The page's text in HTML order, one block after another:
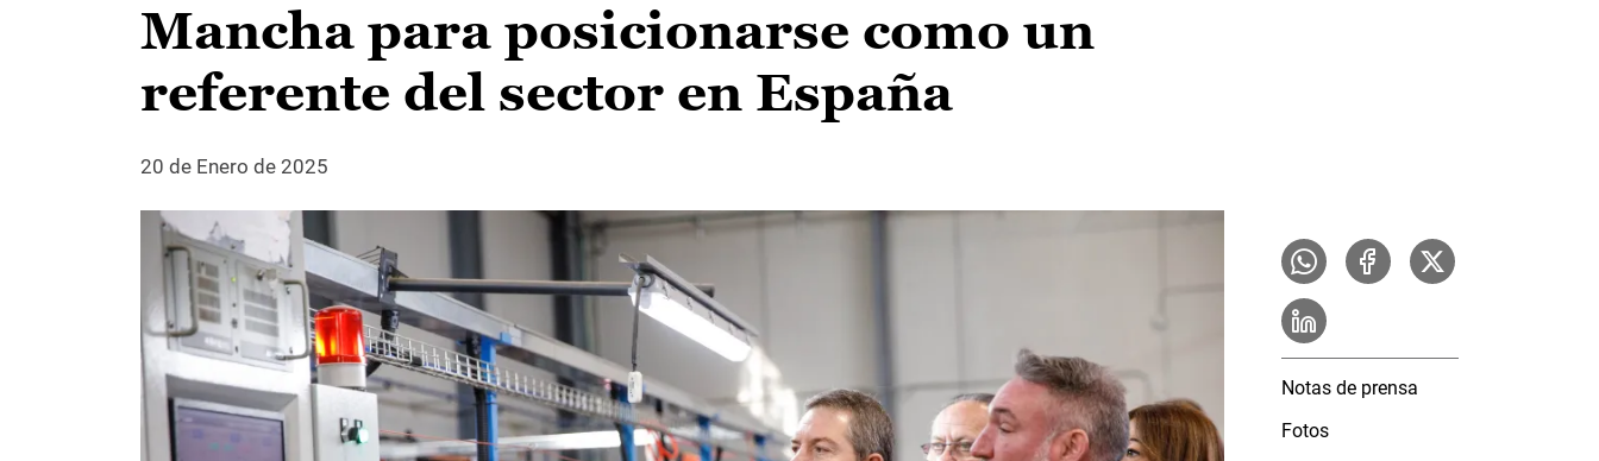
Mancha para posicionarse como un
referente del sector en España
20 de Enero de 2025
Notas de prensa
Fotos